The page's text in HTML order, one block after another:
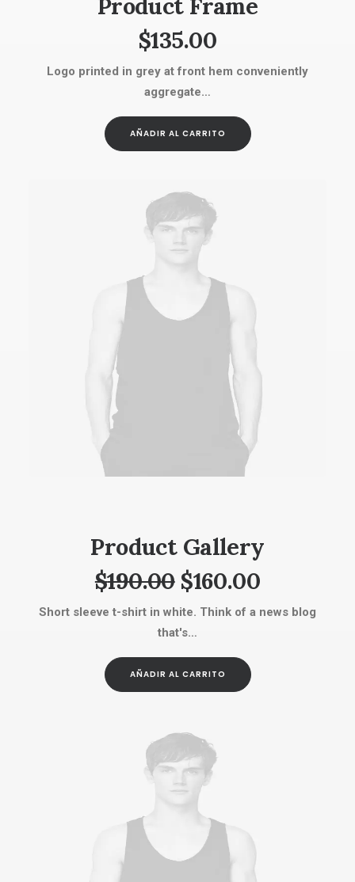
Product Frame
$135.00
Logo printed in grey at front hem conveniently
aggregate…
AÑADIR AL CARRITO
Product Gallery
$190.00 El
precio
original
era:
$190.00.
$160.00El
precio
Short sleeve t-shirt in white. Think of a news blog
that's…
AÑADIR AL CARRITO